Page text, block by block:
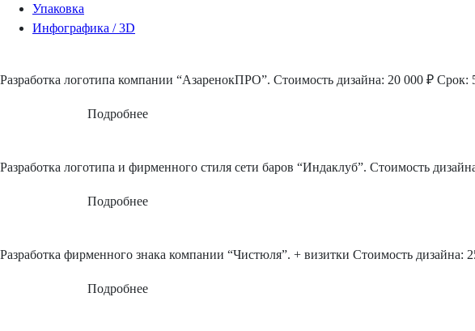
Упаковка
Инфографика / 3D
Разработка логотипа компании “АзаренокПРО”. Стоимость дизайна: 20 000 ₽ Срок:
Подробнее
Разработка логотипа и фирменного стиля сети баров “Индаклуб”. Стоимость
Подробнее
Разработка фирменного знака компании “Чистюля”. + визитки Стоимость дизайна:
Подробнее